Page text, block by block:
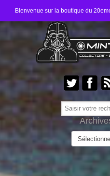
Bienvenue sur la boutique du